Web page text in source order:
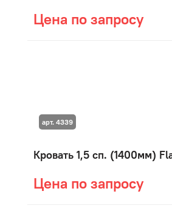
Цена по запросу
Кровать 1,5 сп. (1400мм)
Цена по запросу
арт. 4339